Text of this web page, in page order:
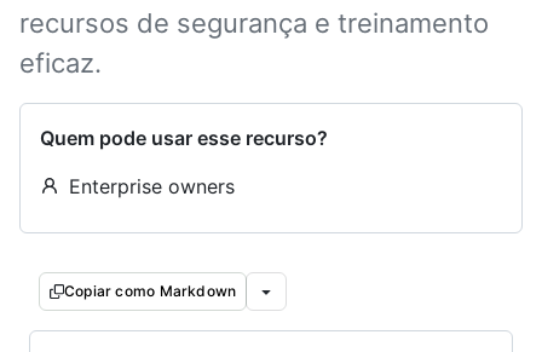
recursos de segurança e treinamento
eficaz.
Quem pode usar esse recurso?
Enterprise owners
Copiar como Markdown